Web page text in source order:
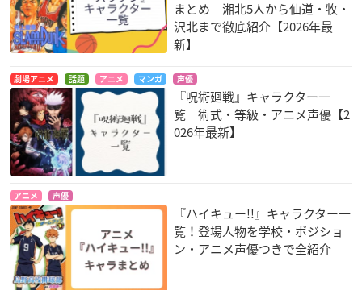
まとめ 湘北5人から仙道・牧・
沢北まで徹底紹介【2026年最
新】
劇場アニメ 話題 アニメ マンガ 声優
『呪術廻戦』キャラクター一
覧 術式・等級・アニメ声優【2
026年最新】
アニメ 声優
『ハイキュー!!』キャラクター一
覧！登場人物を学校・ポジショ
ン・アニメ声優つきで全紹介